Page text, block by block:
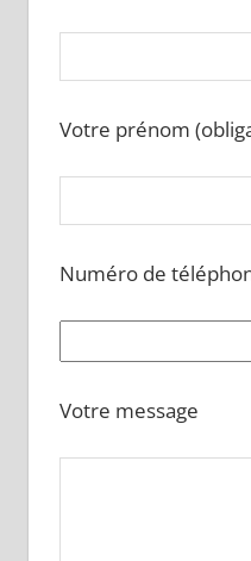
Votre prénom
Numéro de
Votre message